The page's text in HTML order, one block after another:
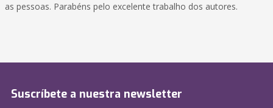
as pessoas. Parabéns pelo excelente trabalho dos autores.
Suscríbete a nuestra newsletter